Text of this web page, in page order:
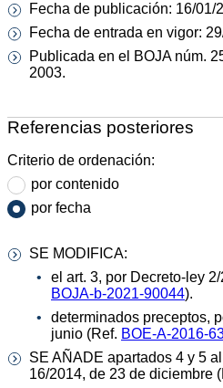
Fecha de publicación: 16/01/
Fecha de entrada en vigor:
Publicada en el BOJA núm.
2003.
Referencias posteriores
Criterio de ordenación:
por contenido
por fecha
SE MODIFICA:
el art. 3, por Decreto-ley
BOJA-b-2021-90044).
determinados preceptos,
junio (Ref. BOE-A-2016-
SE AÑADE apartados 4 y 5
16/2014, de 23 de diciembre